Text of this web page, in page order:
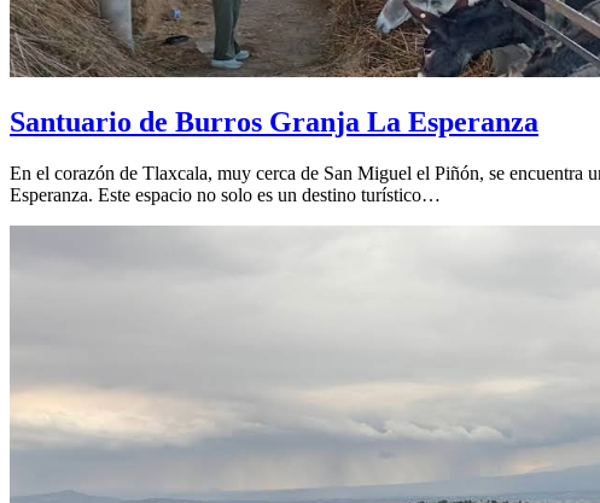
Santuario de Burros Granja La Esperanza
En el corazón de Tlaxcala, muy cerca de San Miguel el Piñón, se encuentra
Esperanza. Este espacio no solo es un destino turístico…